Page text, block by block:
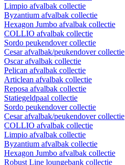
Limpio afvalbak collectie
Byzantium afvalbak collectie
Hexagon Jumbo afvalbak collectie
COLLIO afvalbak collectie
Sordo peukendover collectie
Cesar afvalbak/peukendover collectie
Oscar afvalbak collectie
Pelican afvalbak collectie
Articlean afvalbak collectie
Reposa afvalbak collectie
Statiegeldpaal collectie
Sordo peukendover collectie
Cesar afvalbak/peukendover collectie
COLLIO afvalbak collectie
Limpio afvalbak collectie
Byzantium afvalbak collectie
Hexagon Jumbo afvalbak collectie
Robust Line loungebank collectie